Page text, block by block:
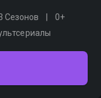
Сезонов
0+